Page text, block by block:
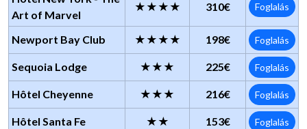
Art of Marvel
★★★★ 310€ Foglalás
Newport Bay Club ★★★★ 198€ Foglalás
Sequoia Lodge ★★★ 225€ Foglalás
Hôtel Cheyenne ★★★ 216€ Foglalás
Hôtel Santa Fe ★★ 153€ Foglalás